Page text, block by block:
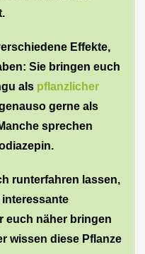
Effekte,
Sie bringen euch
als pflanzlicher
gerne als
sprechen
runterfahren lassen,
interessante
euch näher bringen
wissen diese Pflanze